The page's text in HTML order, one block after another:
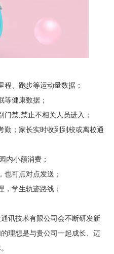
程、跑步等运动量数据；
等健康数据；
禁,禁止不相关人员进入；
勤；家长实时收到到校或离校通
内小额消费；
也可点对点发送；
，学生轨迹路线；
讯技术有限公司会不断研发新
理想是与贵公司一起成长、迈